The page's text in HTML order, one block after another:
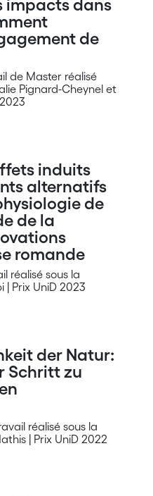
impacts dans
de
de Master réalisé
Pignard-Cheynel et
induits
alternatifs
de
de la
romande
réalisé sous la
| Prix UniD 2023
der Natur:
Schritt zu
réalisé sous la
| Prix UniD 2022